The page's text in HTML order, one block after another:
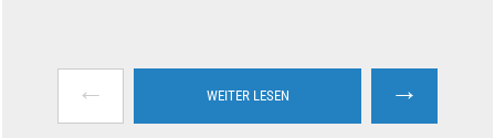
← WEITER LESEN →